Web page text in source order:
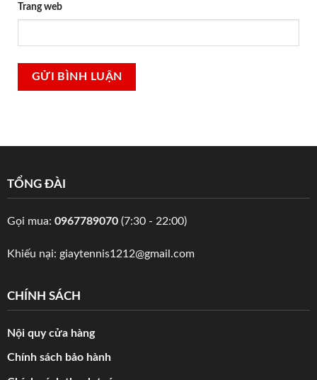
Trang web
TỔNG ĐÀI
Gọi mua: 0967789070(7:30 - 22:00)
Khiếu nại: giaytennis1212@gmail.com
CHÍNH SÁCH
Nội quy cửa hàng
Chính sách bảo hành